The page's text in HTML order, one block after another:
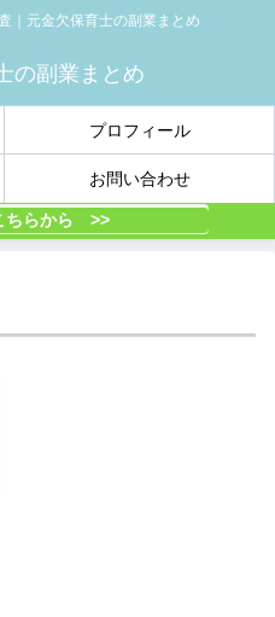
｜元金欠保育士の副業まとめ
プロフィール
お問い合わせ
ちらから >>